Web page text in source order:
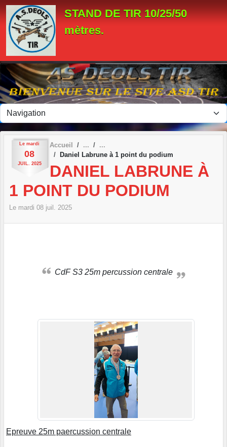
STAND DE TIR 10/25/50
mètres.
Le mardi
08
JUIL. 2025
Accueil
Daniel Labrune à 1 point du podium
DANIEL LABRUNE À
1 POINT DU PODIUM
Le mardi 08 juil. 2025
CdF S3 25m percussion centrale
Epreuve 25m paercussion centrale
Panneau de gestion des cookies